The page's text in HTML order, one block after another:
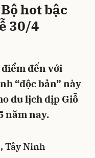
hot bậc
30/4
điểm đến với
“độc bản” này
du lịch dịp Giỗ
năm nay.
Tây Ninh
Hủy